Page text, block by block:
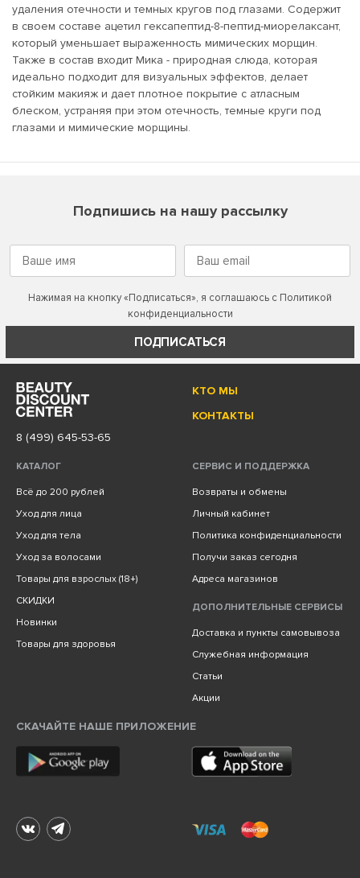
удаления отечности и темных кругов под глазами. Содержит
в своем составе ацетил гексапептид-8-пептид-миорелаксант,
который уменьшает выраженность мимических морщин.
Также в состав входит Мика - природная слюда, которая
идеально подходит для визуальных эффектов, делает
стойким макияж и дает плотное покрытие с атласным
блеском, устраняя при этом отечность, темные круги под
глазами и мимические морщины.
Подпишись на нашу рассылку
Нажимая на кнопку «Подписаться», я соглашаюсь с Политикой
конфиденциальности
ПОДПИСАТЬСЯ
КТО МЫ
КОНТАКТЫ
8 (499) 645-53-65
КАТАЛОГ
Всё до 200 рублей
Уход для лица
Уход для тела
Уход за волосами
Товары для взрослых (18+)
СКИДКИ
Новинки
Товары для здоровья
СЕРВИС И ПОДДЕРЖКА
Возвраты и обмены
Личный кабинет
Политика конфиденциальности
Получи заказ сегодня
Адреса магазинов
ДОПОЛНИТЕЛЬНЫЕ СЕРВИСЫ
Доставка и пункты самовывоза
Служебная информация
Статьи
Акции
СКАЧАЙТЕ НАШЕ ПРИЛОЖЕНИЕ